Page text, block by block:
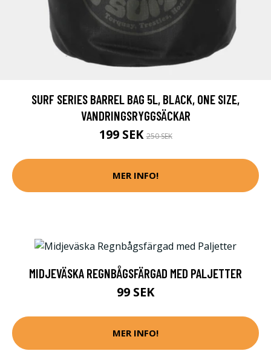
SURF SERIES BARREL BAG 5L, BLACK, ONE SIZE,
VANDRINGSRYGGSÄCKAR
199 SEK250 SEK
MER INFO!
MIDJEVÄSKA REGNBÅGSFÄRGAD MED PALJETTER
99 SEK
MER INFO!